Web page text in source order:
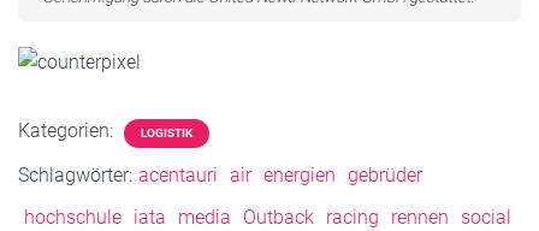
Kategorien: LOGISTIK
Schlagwörter: acentauri air energien gebrüder
hochschule iata media Outback racing rennen
social